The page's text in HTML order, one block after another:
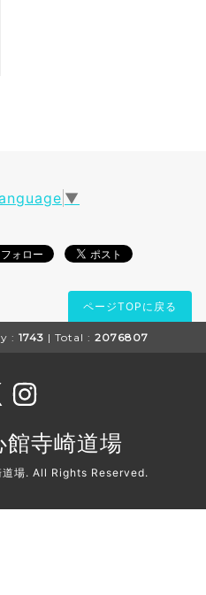
▼
ページTOPに戻る
: 1743 | Total : 2076807
寺崎道場
場. All Rights Reserved.